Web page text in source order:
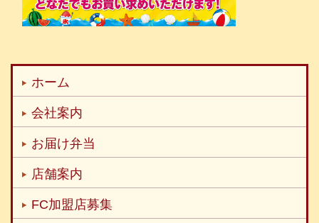
ホーム
会社案内
お届け弁当
店舗案内
FC加盟店募集